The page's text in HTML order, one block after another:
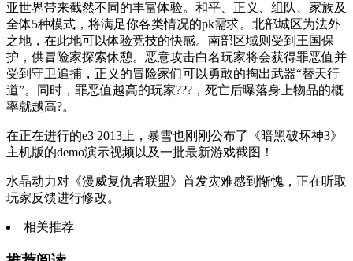
亚世界带来截然不同的丰富体验。和平、正义、组队、家族及
全体5种模式，将满足你各类情况的pk需求。北部城区为法外
之地，在此地可以体验竞技的快感。南部区域则受到王国保
护，供冒险家探索休憩。恶意攻击白名玩家将会获得罪恶值并
受到守卫追捕，正义的冒险家们可以勇敢的掏出武器“替天行
道”。同时，罪恶值越高的玩家???，死亡后曝落身上物品的概
率就越高?。
在正在进行的e3 2013上，暴雪也刚刚公布了《暗黑破坏神3》
主机版的demo演示视频以及一批最新游戏截图！
水晶动力对《漫威复仇者联盟》首发灾难感到惭愧，正在听取
玩家反馈进行修改。
相关推荐